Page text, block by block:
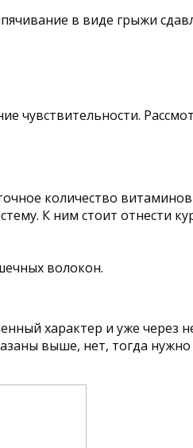
в виде грыжи
чувствительности.
количество
К ним стоит отнести
волокон.
характер и уже через
выше, нет, тогда